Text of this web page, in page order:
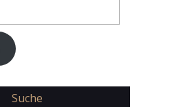
Suche